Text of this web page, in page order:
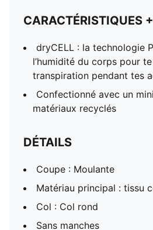
CARACTÉRISTIQUES
dryCELL : la technologie
l’humidité du corps pour
transpiration pendant tes
Confectionné avec un
matériaux recyclés
DÉTAILS
Coupe : Moulante
Matériau principal : tissu
Col : Col rond
Sans manches